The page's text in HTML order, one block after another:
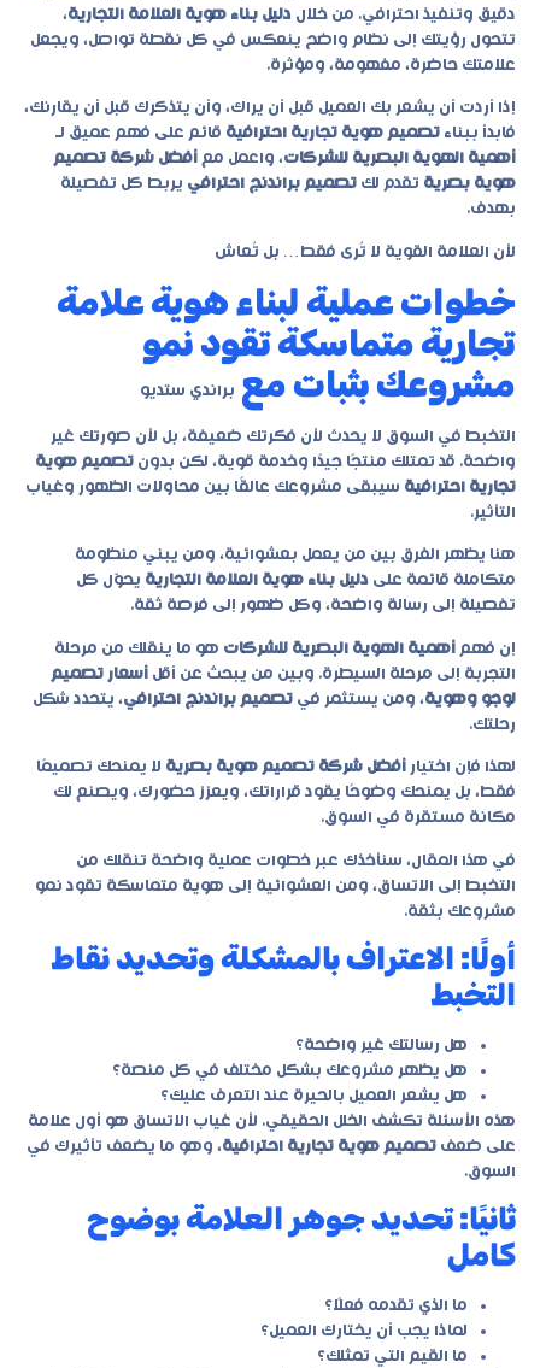
دقيق وتنفيذ احترافي. من خلال دليل بناء هوية العلامة التجارية،
تتحول رؤيتك إلى نظام واضح ينعكس في كل نقطة تواصل، ويجعل
علامتك حاضرة، مفهومة، ومؤثرة.
إذا أردت أن يشعر بك العميل قبل أن يراك، وأن يتذكرك قبل أن يقارنك،
فابدأ ببناء تصميم هوية تجارية احترافية قائم على فهم عميق لـ
أهمية الهوية البصرية للشركات، واعمل مع أفضل شركة تصميم
هوية بصرية تقدم لك تصميم براندنج احترافي يربط كل تفصيلة
بهدف.
لأن العلامة القوية لا تُرى فقط… بل تُعاش
خطوات عملية لبناء هوية علامة
تجارية متماسكة تقود نمو
مشروعك بثبات مع براندي ستديو
التخبط في السوق لا يحدث لأن فكرتك ضعيفة، بل لأن صورتك غير
واضحة. قد تمتلك منتجًا جيدًا وخدمة قوية، لكن بدون تصميم هوية
تجارية احترافية سيبقى مشروعك عالقًا بين محاولات الظهور وغياب
التأثير.
هنا يظهر الفرق بين من يعمل بعشوائية، ومن يبني منظومة
متكاملة قائمة على دليل بناء هوية العلامة التجارية يحوّل كل
تفصيلة إلى رسالة واضحة، وكل ظهور إلى فرصة ثقة.
إن فهم أهمية الهوية البصرية للشركات هو ما ينقلك من مرحلة
التجربة إلى مرحلة السيطرة. وبين من يبحث عن أقل أسعار تصميم
لوجو وهوية، ومن يستثمر في تصميم براندنج احترافي، يتحدد شكل
رحلتك.
لهذا فإن اختيار أفضل شركة تصميم هوية بصرية لا يمنحك تصميمًا
فقط، بل يمنحك وضوحًا يقود قراراتك، ويعزز حضورك، ويصنع لك
مكانة مستقرة في السوق.
في هذا المقال، سنأخذك عبر خطوات عملية واضحة تنقلك من
التخبط إلى الاتساق، ومن العشوائية إلى هوية متماسكة تقود نمو
مشروعك بثقة.
أولًا: الاعتراف بالمشكلة وتحديد نقاط
التخبط
هل رسالتك غير واضحة؟
هل يظهر مشروعك بشكل مختلف في كل منصة؟
هل يشعر العميل بالحيرة عند التعرف عليك؟
هذه الأسئلة تكشف الخلل الحقيقي. لأن غياب الاتساق هو أول علامة
على ضعف تصميم هوية تجارية احترافية، وهو ما يضعف تأثيرك في
السوق.
ثانيًا: تحديد جوهر العلامة بوضوح
كامل
ما الذي تقدمه فعلًا؟
لماذا يجب أن يختارك العميل؟
ما القيم التي تمثلك؟